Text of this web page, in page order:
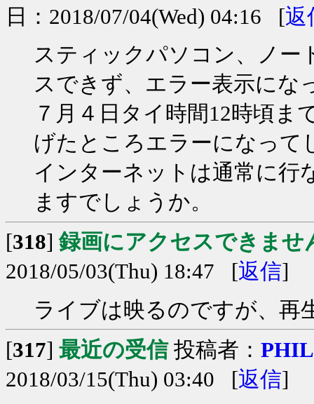
日：2018/07/04(Wed) 04:16 [返
スティックパソコン、ノー
スできず、エラー表示にな
７月４日タイ時間12時頃ま
げたところエラーになって
インターネットは通常に行
ますでしょうか。
[318] 録画にアクセスできませ
2018/05/03(Thu) 18:47 [返信]
ライブは映るのですが、再
[317] 最近の受信投稿者：
2018/03/15(Thu) 03:40 [返信]